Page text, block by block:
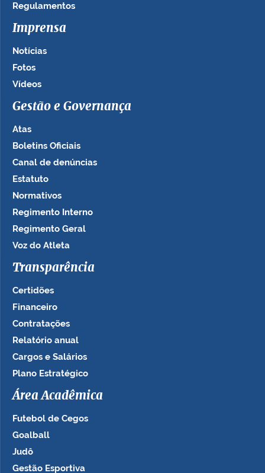
Regulamentos
Imprensa
Notícias
Fotos
Vídeos
Gestão e Governança
Atas
Boletins Oficiais
Canal de denúncias
Estatuto
Normativos
Regimento Interno
Regimento Geral
Voz do Atleta
Transparência
Certidões
Financeiro
Contratações
Relatório anual
Cargos e Salários
Plano Estratégico
Área Acadêmica
Futebol de Cegos
Goalball
Judô
Gestão Esportiva